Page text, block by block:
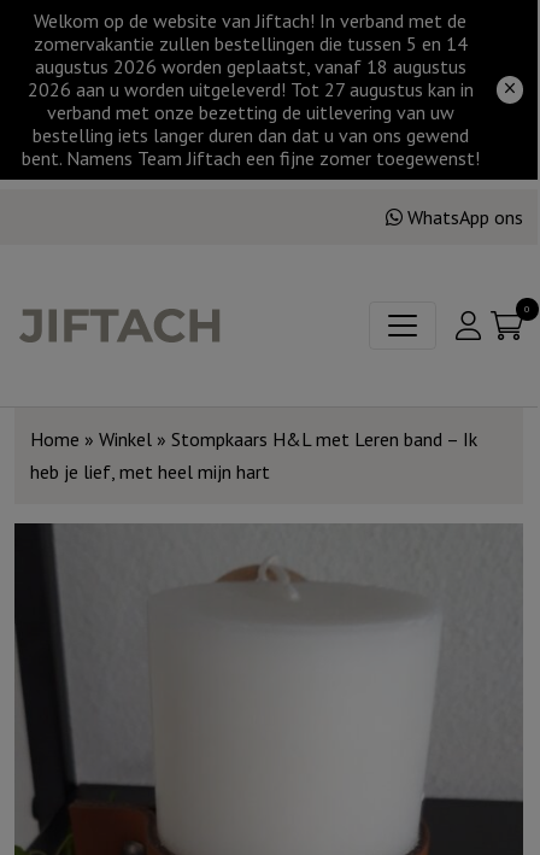
Welkom op de website van Jiftach! In verband met de
zomervakantie zullen bestellingen die tussen 5 en 14
augustus 2026 worden geplaatst, vanaf 18 augustus
2026 aan u worden uitgeleverd! Tot 27 augustus kan in
verband met onze bezetting de uitlevering van uw
bestelling iets langer duren dan dat u van ons gewend
bent. Namens Team Jiftach een fijne zomer toegewenst!
WhatsApp ons
0
Home » Winkel » Stompkaars H&L met Leren band – Ik
heb je lief, met heel mijn hart